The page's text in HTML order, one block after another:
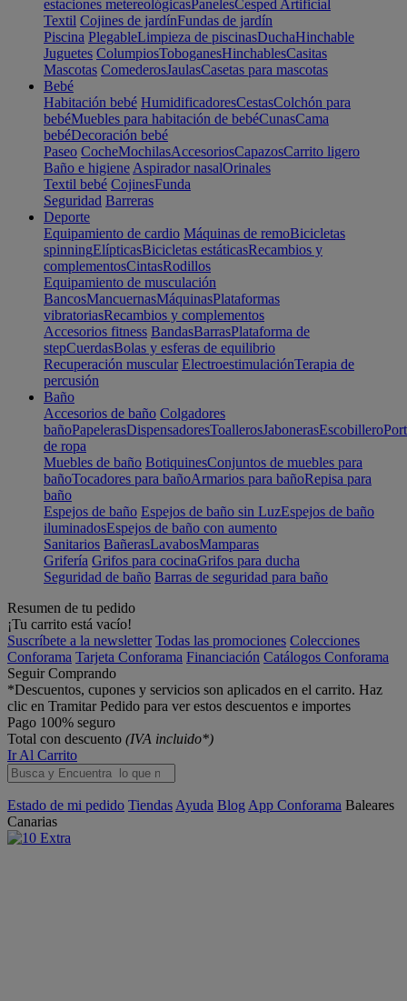
estaciones metereológicasPanelesCesped Artificial
Textil Cojines de jardínFundas de jardín
Piscina PlegableLimpieza de piscinasDuchaHinchable
Juguetes ColumpiosToboganesHinchablesCasitas
Mascotas ComederosJaulasCasetas para mascotas
Bebé
Habitación bebé HumidificadoresCestasColchón para
bebéMuebles para habitación de bebéCunasCama
bebéDecoración bebé
Paseo CocheMochilasAccesoriosCapazosCarrito ligero
Baño e higiene Aspirador nasalOrinales
Textil bebé CojinesFunda
Seguridad Barreras
Deporte
Equipamiento de cardio Máquinas de remoBicicletas
spinningElípticasBicicletas estáticasRecambios y
complementosCintasRodillos
Equipamiento de musculación
BancosMancuernasMáquinasPlataformas
vibratoriasRecambios y complementos
Accesorios fitness BandasBarrasPlataforma de
stepCuerdasBolas y esferas de equilibrio
Recuperación muscular ElectroestimulaciónTerapia de
percusión
Baño
Accesorios de baño Colgadores
bañoPapelerasDispensadoresToallerosJabonerasEscobillero
de ropa
Muebles de baño BotiquinesConjuntos de muebles para
bañoTocadores para bañoArmarios para bañoRepisa para
baño
Espejos de baño Espejos de baño sin LuzEspejos de baño
iluminadosEspejos de baño con aumento
Sanitarios BañerasLavabosMamparas
Grifería Grifos para cocinaGrifos para ducha
Seguridad de baño Barras de seguridad para baño
Resumen de tu pedido
¡Tu carrito está vacío!
Suscríbete a la newsletter Todas las promociones Colecciones
Conforama Tarjeta Conforama Financiación Catálogos Conforama
Seguir Comprando
*Descuentos, cupones y servicios son aplicados en el carrito. Haz
clic en Tramitar Pedido para ver estos descuentos e importes
Pago 100% seguro
Total con descuento (IVA incluido*)
Ir Al Carrito
Estado de mi pedido Tiendas Ayuda Blog App Conforama Baleares
Canarias